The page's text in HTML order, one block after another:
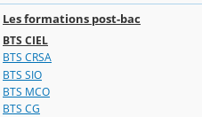
Les formations post-bac
BTS CIEL
BTS CRSA
BTS SIO
BTS MCO
BTS CG